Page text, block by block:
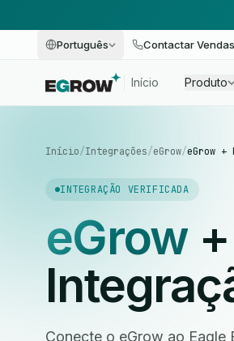
Português Contactar Vendas
Início Produto
Início/Integrações/eGrow/eGrow +
INTEGRAÇÃO VERIFICADA
eGrow +
Conecte o eGrow ao Eagle